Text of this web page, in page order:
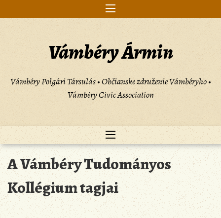
to
Vámbéry Ármin
Vámbéry Polgári Társulás • Občianske združenie Vámbéryho •
Vámbéry Civic Association
A Vámbéry Tudományos
Kollégium tagjai